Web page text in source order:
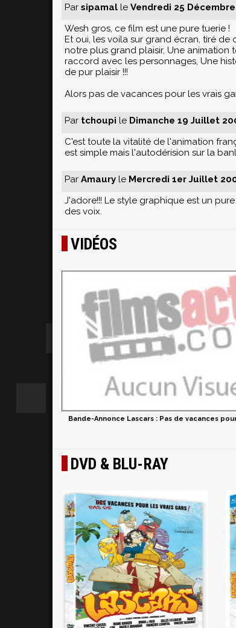
Par sipamal le Vendredi 25
Wesh gros, ce film est une pure tuerie !
Et oui, les voila sur grand écran, tiré
notre plus grand plaisir, Une animation
raccord avec les personnages, Une
de pur plaisir !!!
Alors pas de vacances pour les vrais
Par tchoupi le Dimanche 19 Juillet
C'est toute la vitalité de l'animation
est simple mais l'autodérision sur la
Par Amaury le Mercredi 1er Juillet
J'adore!!! Le style graphique est un
des voix.
VIDÉOS
Bande-Annonce Lascars : Pas de vacances
DVD & BLU-RAY